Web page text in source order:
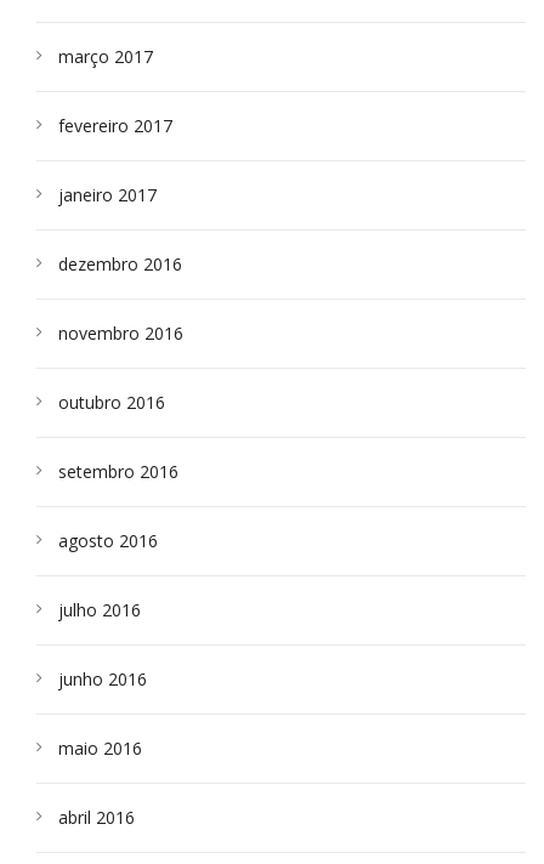
março 2017
fevereiro 2017
janeiro 2017
dezembro 2016
novembro 2016
outubro 2016
setembro 2016
agosto 2016
julho 2016
junho 2016
maio 2016
abril 2016